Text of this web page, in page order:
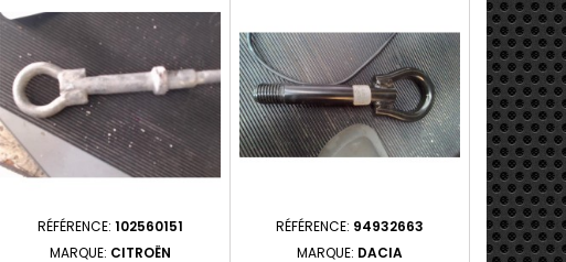
RÉFÉRENCE: 102560151
MARQUE: CITROËN
RÉFÉRENCE: 94932663
MARQUE: DACIA